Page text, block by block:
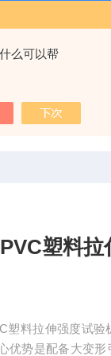
么可以帮
验机 拉伸强度
塑料
塑料拉伸强度试
优势是配备大变